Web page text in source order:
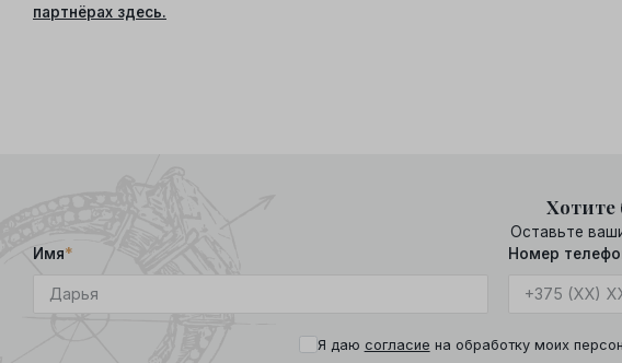
партнёрах здесь.
Хотите
Оставьте
Имя* Номер
Я даю согласие на обработку моих